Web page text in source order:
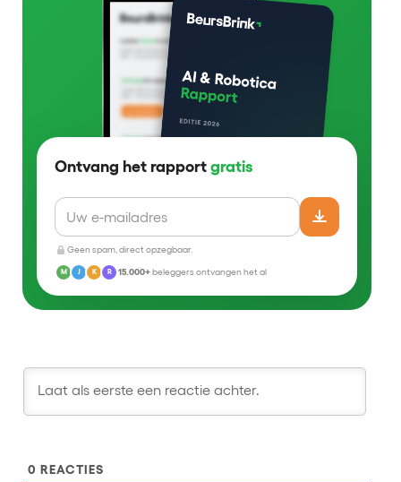
Ontvang het rapport gratis
Geen spam, direct opzegbaar.
M J K R 15.000+beleggers ontvangen het al
0 REACTIES